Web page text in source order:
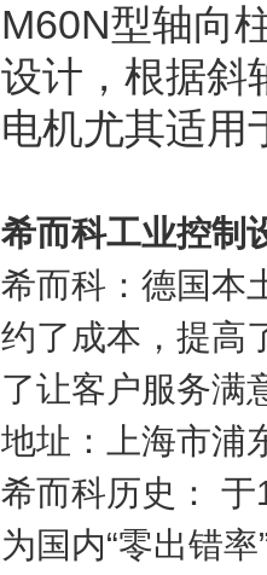
M60N型轴向
设计，根据斜
电机尤其适用
希而科工业控制
希而科：德国本
约了成本，提高
了让客户服务满
地址：上海市浦
希而科历史：
为国内“零出错